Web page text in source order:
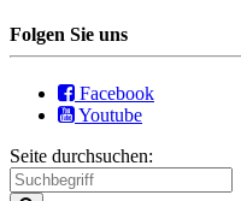
Folgen Sie uns
Facebook
Youtube
Seite durchsuchen: